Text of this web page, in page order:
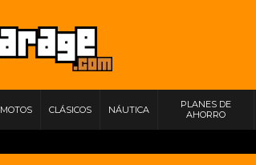
MOTOS CLÁSICOS NÁUTICA
PLANES DE
AHORRO